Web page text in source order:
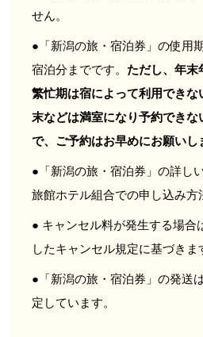
せん。
●「新潟の旅・宿泊券」の使用
宿泊分までです。 ただし、年末
繁忙期は宿によって利用できな
末などは満室になり予約できな
で、ご予約はお早めにお願いし
●「新潟の旅・宿泊券」の詳し
旅館ホテル組合での申し込み方
● キャンセル料が発生する場合
したキャンセル規定に基づきま
●「新潟の旅・宿泊券」の発送
定しています。